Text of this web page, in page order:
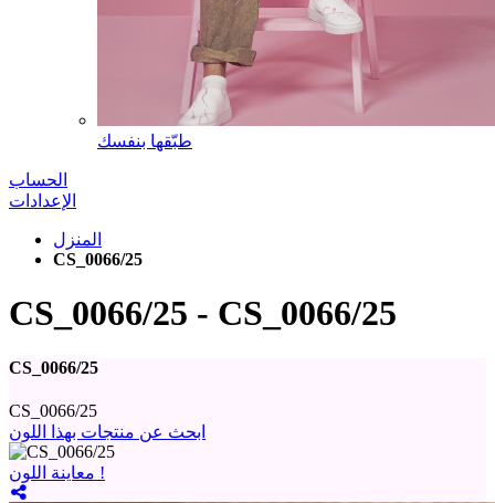
طبّقها بنفسك
الحساب
الإعدادات
المنزل
CS_0066/25
CS_0066/25 - CS_0066/25
CS_0066/25
CS_0066/25
ابحث عن منتجات بهذا اللون
معاينة اللون !